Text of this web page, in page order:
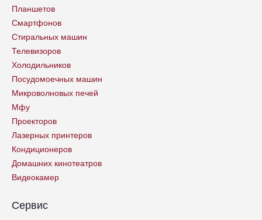
Планшетов
Смартфонов
Стиральных машин
Телевизоров
Холодильников
Посудомоечных машин
Микроволновых печей
Мфу
Проекторов
Лазерных принтеров
Кондиционеров
Домашних кинотеатров
Видеокамер
Сервис